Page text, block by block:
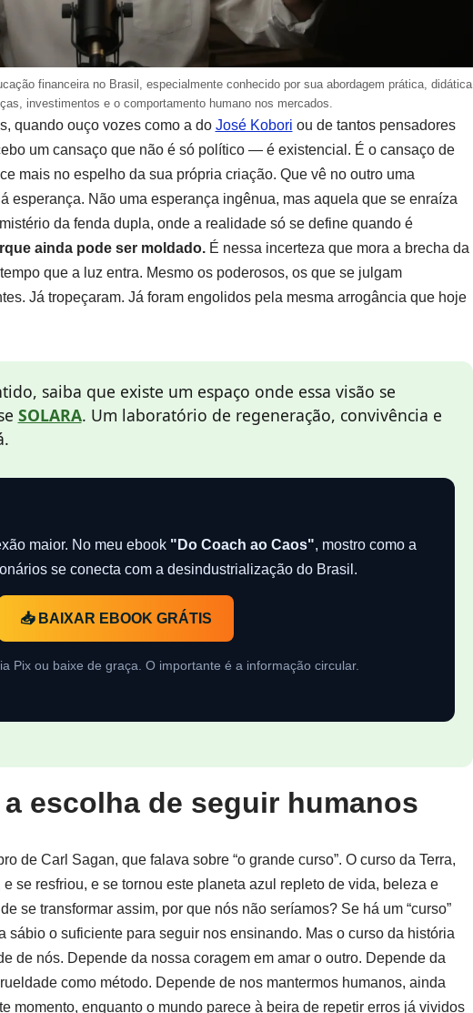
financeira no Brasil, especialmente conhecido por sua abordagem prática, didática
investimentos e o comportamento humano nos mercados.
quando ouço vozes como a do José Kobori ou de tantos pensadores
um cansaço que não é só político — é existencial. É o cansaço de
mais no espelho da sua própria criação. Que vê no outro uma
esperança. Não uma esperança ingênua, mas aquela que se enraíza
da fenda dupla, onde a realidade só se define quando é
ainda pode ser moldado.É nessa incerteza que mora a brecha da
que a luz entra. Mesmo os poderosos, os que se julgam
Já tropeçaram. Já foram engolidos pela mesma arrogância que hoje
saiba que existe um espaço onde essa visão se
SOLARA. Um laboratório de regeneração, convivência e
maior. No meu ebook "Do Coach ao Caos", mostro como a
se conecta com a desindustrialização do Brasil.
📥 BAIXAR EBOOK GRÁTIS
Pix ou baixe de graça. O importante é a informação circular.
escolha de seguir humanos
de Carl Sagan, que falava sobre “o grande curso”. O curso da Terra,
se resfriou, e se tornou este planeta azul repleto de vida, beleza e
se transformar assim, por que nós não seríamos? Se há um “curso”
sábio o suficiente para seguir nos ensinando. Mas o curso da história
de nós. Depende da nossa coragem em amar o outro. Depende da
como método. Depende de nos mantermos humanos, ainda
momento, enquanto o mundo parece à beira de repetir erros já vividos